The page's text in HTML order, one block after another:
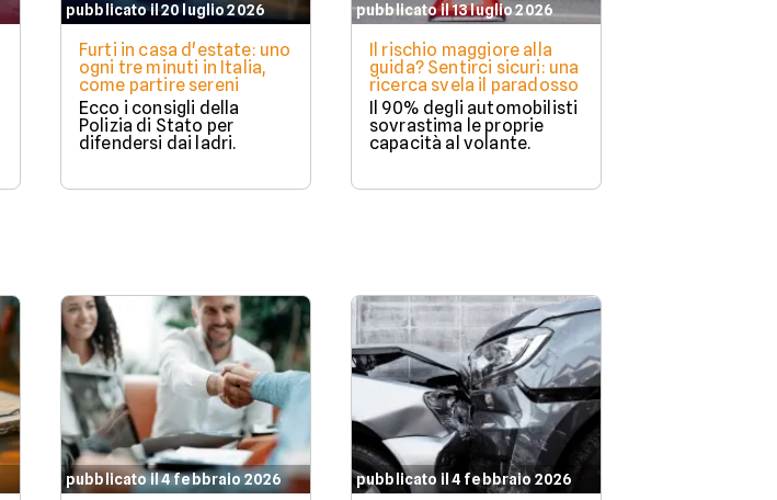
pubblicato il 20 luglio 2026
Furti in casa d'estate: uno
ogni tre minuti in Italia,
come partire sereni
Ecco i consigli della
Polizia di Stato per
difendersi dai ladri.
pubblicato il 13 luglio 2026
Il rischio maggiore alla
guida? Sentirci sicuri: una
ricerca svela il paradosso
Il 90% degli automobilisti
sovrastima le proprie
capacità al volante.
pubblicato il 4 febbraio 2026 pubblicato il 4 febbraio 2026